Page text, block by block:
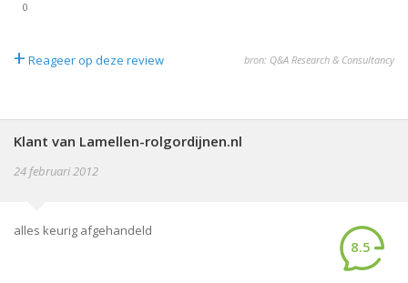
0
+ Reageer op deze review bron: Q&A Research & Consultancy
Klant van Lamellen-rolgordijnen.nl
24 februari 2012
alles keurig afgehandeld
8.5